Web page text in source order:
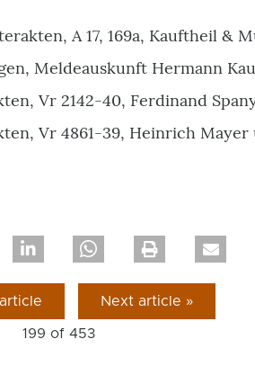
A 17, 169a, Kauftheil &
Meldeauskunft Hermann
Vr 2142-40, Ferdinand
Vr 4861-39, Heinrich Mayer
Next article »
199 of 453